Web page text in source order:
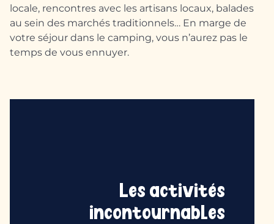
locale, rencontres avec les artisans locaux, balades
au sein des marchés traditionnels… En marge de
votre séjour dans le camping, vous n’aurez pas le
temps de vous ennuyer.
Les activités
incontournables